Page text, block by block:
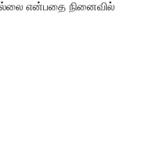
என்பதை நினைவில்